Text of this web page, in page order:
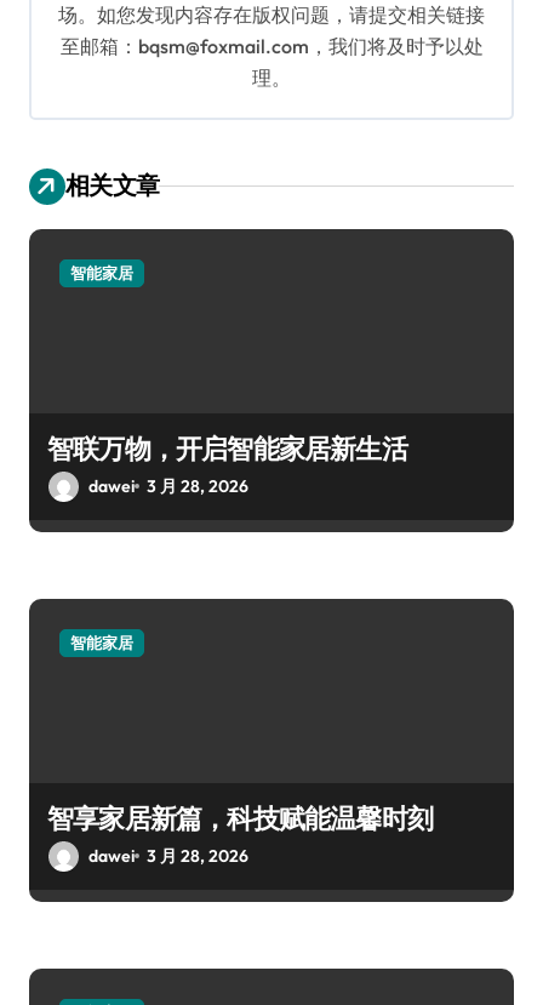
场。如您发现内容存在版权问题，请提交相关链接
至邮箱：bqsm@foxmail.com，我们将及时予以处
理。
相关文章
智能家居
智联万物，开启智能家居新生活
dawei 3 月 28, 2026
智能家居
智享家居新篇，科技赋能温馨时刻
dawei 3 月 28, 2026